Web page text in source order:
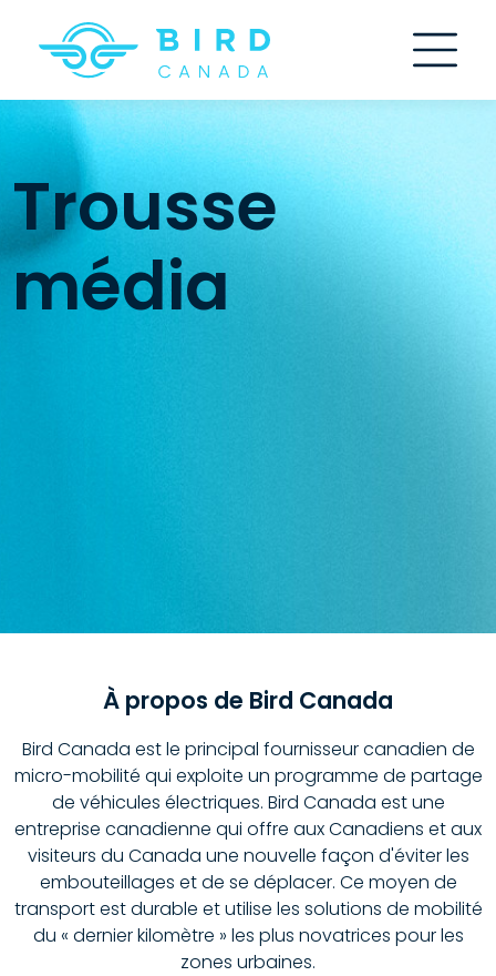
content
Trousse
média
À propos de Bird Canada
Bird Canada est le principal fournisseur canadien de
micro-mobilité qui exploite un programme de partage
de véhicules électriques. Bird Canada est une
entreprise canadienne qui offre aux Canadiens et aux
visiteurs du Canada une nouvelle façon d'éviter les
embouteillages et de se déplacer. Ce moyen de
transport est durable et utilise les solutions de mobilité
du « dernier kilomètre » les plus novatrices pour les
zones urbaines.